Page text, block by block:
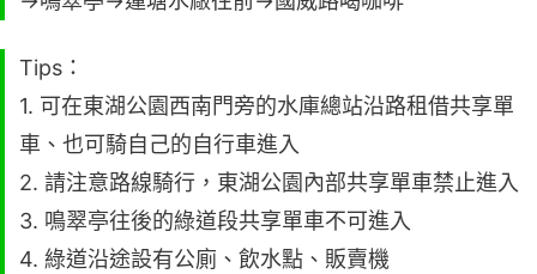
Tips：
1. 可在東湖公園西南門旁的水庫總站沿路租借共享單
車、也可騎自己的自行車進入
2. 請注意路線騎行，東湖公園內部共享單車禁止進入
3. 鳴翠亭往後的綠道段共享單車不可進入
4. 綠道沿途設有公廁、飲水點、販賣機